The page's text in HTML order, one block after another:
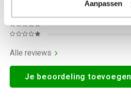
Aanpassen
Alle reviews
Je beoordeling toevoegen